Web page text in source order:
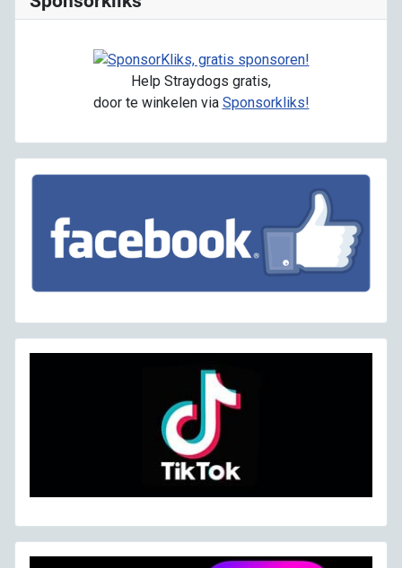
Help Straydogs gratis,
door te winkelen via Sponsorkliks!